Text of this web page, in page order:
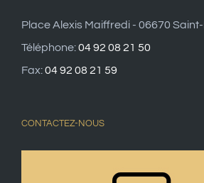
Place Alexis Maiffredi - 06670
Téléphone:04 92 08 21 50
Fax:04 92 08 21 59
CONTACTEZ-NOUS